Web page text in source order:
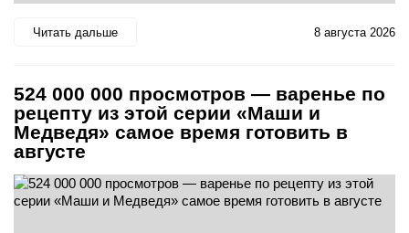
Читать дальше 8 августа 2026
524 000 000 просмотров — варенье по
рецепту из этой серии «Маши и
Медведя» самое время готовить в
августе